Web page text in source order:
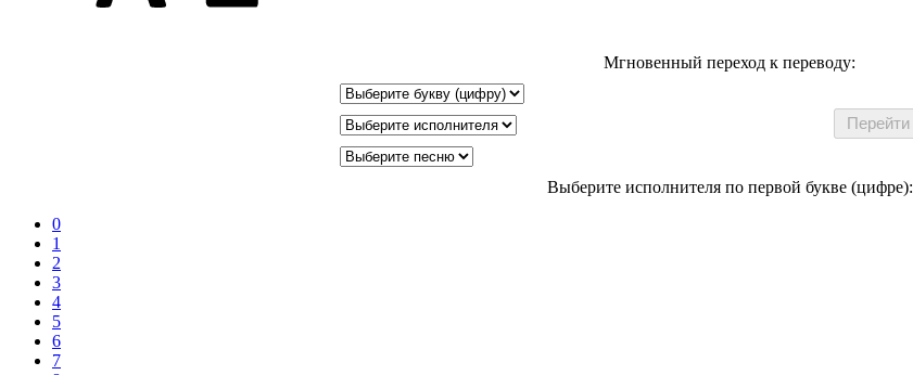
Мгновенный переход к переводу:
Выберите исполнителя по первой букве (цифре):
0
1
2
3
4
5
6
7